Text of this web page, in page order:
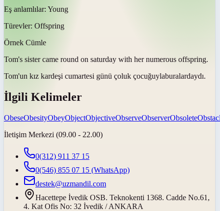
Eş anlamlılar: Young
Türevler: Offspring
Örnek Cümle
Tom's sister came round on saturday with her numerous offspring.
Tom'un kız kardeşi cumartesi günü çoluk çocuğuylaburalardaydı.
İlgili Kelimeler
ObeseObesityObeyObjectObjectiveObserveObserverObsolete
İletişim Merkezi (09.00 - 22.00)
0(312) 911 37 15
0(546) 855 07 15 (WhatsApp)
destek@uzmandil.com
Hacettepe İvedik OSB. Teknokenti 1368. Cadde No.61,
4. Kat Ofis No: 32 İvedik / ANKARA